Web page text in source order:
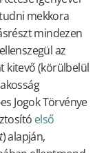
mekkora
mindezen
az
kitevő (körülbelül
Jogok Törvénye
első
) alapján,